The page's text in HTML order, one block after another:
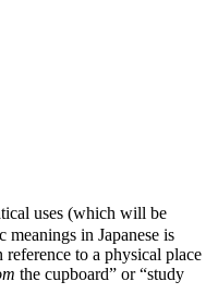
meanings in Japanese is
to a physical place
the cupboard” or “study